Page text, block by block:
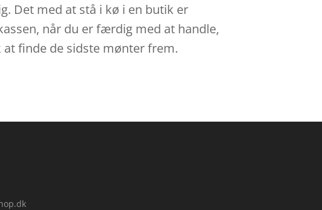
Det med at stå i kø i en butik er
når du er færdig med at handle,
finde de sidste mønter frem.